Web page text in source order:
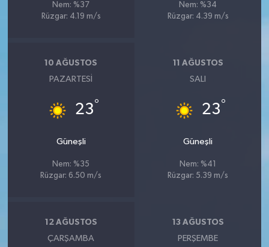
Nem: %37
Rüzgar: 4.19 m/s
Nem: %34
Rüzgar: 4.39 m/s
10 AĞUSTOS
PAZARTESI
23°
Güneşli
Nem: %35
Rüzgar: 6.50 m/s
11 AĞUSTOS
SALI
23°
Güneşli
Nem: %41
Rüzgar: 5.39 m/s
12 AĞUSTOS
ÇARŞAMBA
13 AĞUSTOS
PERŞEMBE